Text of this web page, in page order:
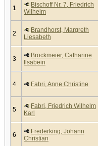
1
Bischoff Nr. 7, Friedrich
Wilhelm
2
Brandhorst, Margreth
Liesabeth
3
Brockmeier, Catharine
Ilsabein
4 Fabri, Anne Christine
5
Fabri, Friedrich Wilhelm
Karl
6
Frederking, Johann
Christian